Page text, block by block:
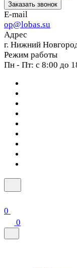
Заказать звонок
E-mail
op@lobas.su
Адрес
г. Нижний
Режим работы
Пн - Пт: с 8:00 до
0
0